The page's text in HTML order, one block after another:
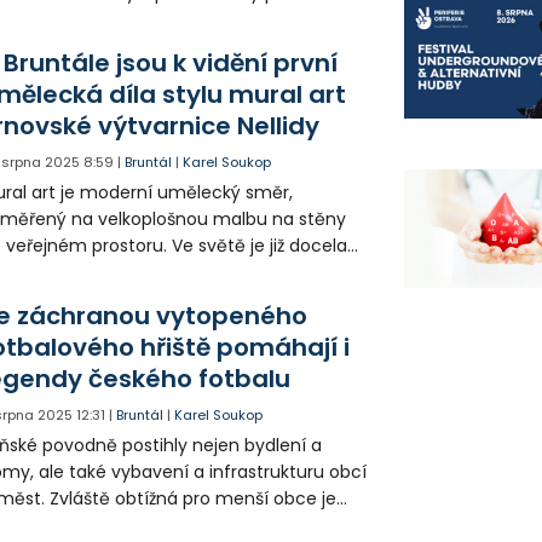
restaurace V parku.
Bruntále jsou k vidění první
díla stylu mural art
výtvarnice Nellidy
srpna 2025 8:59 |Bruntál |Karel Soukop
art je moderní umělecký směr,
na velkoplošnou malbu na stěny
veřejném prostoru. Ve světě je již docela
výtvarnici Nelle Vilímkové.
záchranou vytopeného
hřiště pomáhají i
českého fotbalu
2025 12:31 |Bruntál |Karel Soukop
povodně postihly nejen bydlení a
ale také vybavení a infrastrukturu obcí
Zvláště obtížná pro menší obce je